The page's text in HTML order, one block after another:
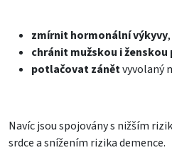
zmírnit hormonální výkyvy,
chránit mužskou i
potlačovat zánětvyvolaný
Navíc jsou spojovány s nižším
srdce a snížením rizika demence.